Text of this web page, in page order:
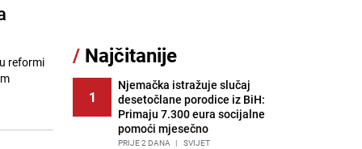
reformi
/ Najčitanije
1
Njemačka istražuje slučaj
desetočlane porodice iz BiH:
Primaju 7.300 eura socijalne
pomoći mjesečno
PRIJE 2 DANA | SVIJET